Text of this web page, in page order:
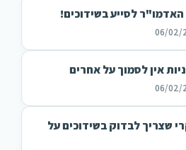
לסייע בשידוכים!
אין לסמוך על אחרים
שצריך לבדוק בשידוכים על